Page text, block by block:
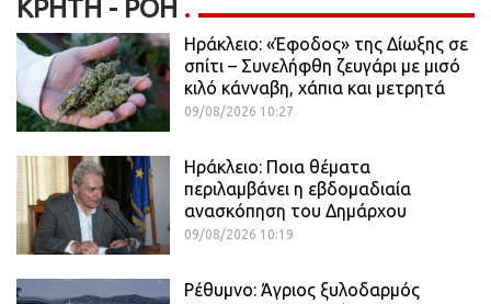
ΚΡΉΤΗ - ΡΟΗ
Ηράκλειο: «Έφοδος» της Δίωξης σε
σπίτι – Συνελήφθη ζευγάρι με μισό
κιλό κάνναβη, χάπια και μετρητά
09/08/2026 10:27
Ηράκλειο: Ποια θέματα
περιλαμβάνει η εβδομαδιαία
ανασκόπηση του Δημάρχου
09/08/2026 10:19
Ρέθυμνο: Άγριος ξυλοδαρμός